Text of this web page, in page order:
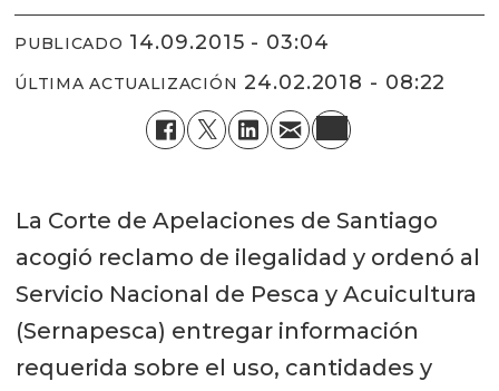
PUBLICADO 14.09.2015 - 03:04
ÚLTIMA ACTUALIZACIÓN 24.02.2018 - 08:22
La Corte de Apelaciones de Santiago
acogió reclamo de ilegalidad y ordenó al
Servicio Nacional de Pesca y Acuicultura
(Sernapesca) entregar información
requerida sobre el uso, cantidades y